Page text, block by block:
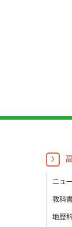
ニュ
教科
地歴